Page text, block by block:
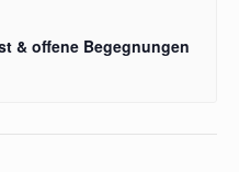
& offene Begegnungen